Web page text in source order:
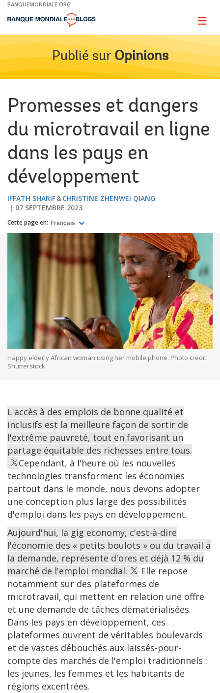
Skip
Main
BANQUEMONDIALE.ORG
Page
Publié sur Opinions
Promesses et dangers
du microtravail en ligne
dans les pays en
développement
IFFATH SHARIF
CHRISTINE ZHENWEI QIANG
07 SEPTEMBRE 2023
Cette page en: Français
Happy elderly African woman using her mobile phone. Photo credit:
Shutterstock.
L'accès à des emplois de bonne qualité et
inclusifs est la meilleure façon de sortir de
l'extrême pauvreté, tout en favorisant un
partage équitable des richesses entre tous.
Cependant, à l'heure où les nouvelles
technologies transforment les économies
partout dans le monde, nous devons adopter
une conception plus large des possibilités
d'emploi dans les pays en développement.
Aujourd'hui, la gig economy, c'est-à-dire
l'économie des « petits boulots » ou du travail à
la demande, représente d'ores et déjà 12 % du
marché de l'emploi mondial.
Elle repose
notamment sur des plateformes de
microtravail, qui mettent en relation une offre
et une demande de tâches dématérialisées.
Dans les pays en développement, ces
plateformes ouvrent de véritables boulevards
et de vastes débouchés aux laissés-pour-
compte des marchés de l'emploi traditionnels :
les jeunes, les femmes et les habitants de
régions excentrées.